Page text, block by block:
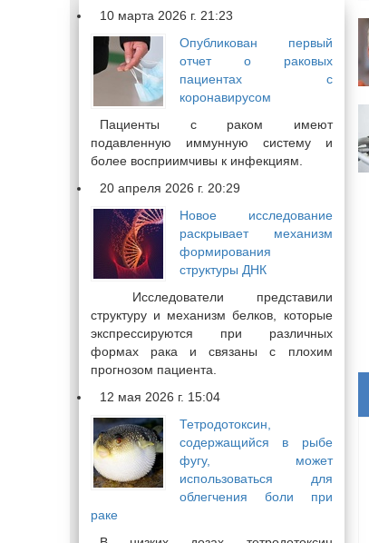
10 марта 2026 г. 21:23
Опубликован первый
отчет о раковых
пациентах с
коронавирусом
Пациенты с раком имеют
подавленную иммунную систему и
более восприимчивы к инфекциям.
20 апреля 2026 г. 20:29
Новое исследование
раскрывает механизм
формирования
структуры ДНК
Исследователи представили
структуру и механизм белков, которые
экспрессируются при различных
формах рака и связаны с плохим
прогнозом пациента.
12 мая 2026 г. 15:04
Тетродотоксин,
содержащийся в рыбе
фугу, может
использоваться для
облегчения боли при
раке